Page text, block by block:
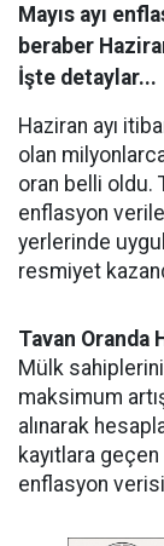
Mayıs ayı
beraber
İşte detaylar...
Haziran ayı
olan
oran belli oldu.
enflasyon
yerlerinde
resmiyet
Tavan Oranda
Mülk
maksimum
alınarak
kayıtlara geçen
enflasyon